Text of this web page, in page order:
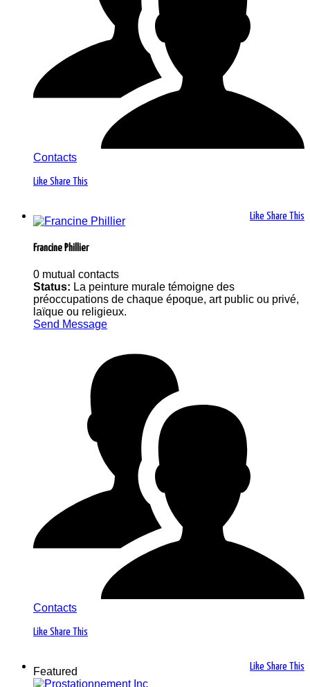
Contacts
Like Share This
Like Share This
Francine Phillier
0 mutual contacts
Status: La peinture murale témoigne des
préoccupations de chaque époque, art public ou privé,
laïque ou religieux.
Send Message
Contacts
Like Share This
Like Share This
Featured